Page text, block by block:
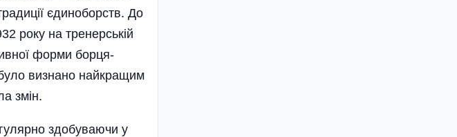
єдиноборств. До
року на тренерській
форми борця-
було визнано найкращим
змін.
здобуваючи у